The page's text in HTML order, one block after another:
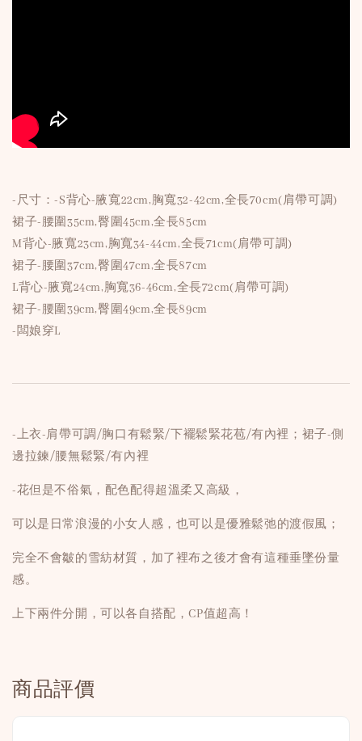
-尺寸：-S背心-腋寬22cm,胸寬32-42cm,全長70cm(肩帶可調)
裙子-腰圍35cm,臀圍45cm,全長85cm
M背心-腋寬23cm,胸寬34-44cm,全長71cm(肩帶可調)
裙子-腰圍37cm,臀圍47cm,全長87cm
L背心-腋寬24cm,胸寬36-46cm,全長72cm(肩帶可調)
裙子-腰圍39cm,臀圍49cm,全長89cm
-闆娘穿L
-上衣-肩帶可調/胸口有鬆緊/下襬鬆緊花苞/有內裡；裙子-側
邊拉鍊/腰無鬆緊/有內裡
-花但是不俗氣，配色配得超溫柔又高級，
可以是日常浪漫的小女人感，也可以是優雅鬆弛的渡假風；
完全不會皺的雪紡材質，加了裡布之後才會有這種垂墜份量
感。
上下兩件分開，可以各自搭配，CP值超高！
商品評價